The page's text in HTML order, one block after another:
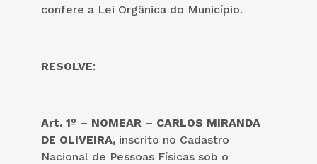
confere a Lei Orgânica do Município.
RESOLVE:
Art. 1º – NOMEAR – CARLOS MIRANDA
DE OLIVEIRA, inscrito no Cadastro
Nacional de Pessoas Físicas sob o